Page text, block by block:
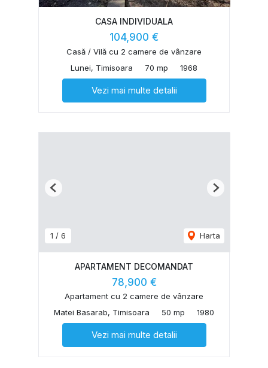
CASA INDIVIDUALA
104,900 €
Casă / Vilă cu 2 camere de vânzare
Lunei, Timisoara
70 mp 1968
Vezi mai multe detalii
1 / 6 Harta
Previous Next
APARTAMENT DECOMANDAT
78,900 €
Apartament cu 2 camere de vânzare
Matei Basarab, Timisoara
50 mp 1980
Vezi mai multe detalii